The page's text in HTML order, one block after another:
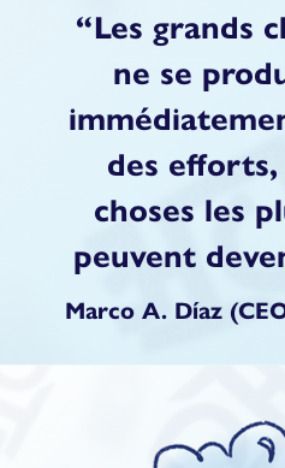
“Les grands
ne se
des
choses les
peuvent
Marco A. Díaz